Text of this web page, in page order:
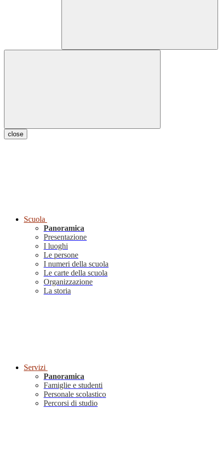
close
Scuola
Panoramica
Presentazione
I luoghi
Le persone
I numeri della scuola
Le carte della scuola
Organizzazione
La storia
Servizi
Panoramica
Famiglie e studenti
Personale scolastico
Percorsi di studio